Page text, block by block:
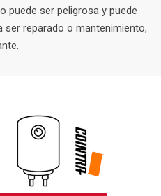
puede ser peligrosa y puede
ser reparado o mantenimiento,